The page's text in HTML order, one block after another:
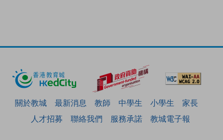
關於教城 最新消息 教師 中學生 小學生
家長
人才招募
聯絡我們 服務承諾 教城電子報